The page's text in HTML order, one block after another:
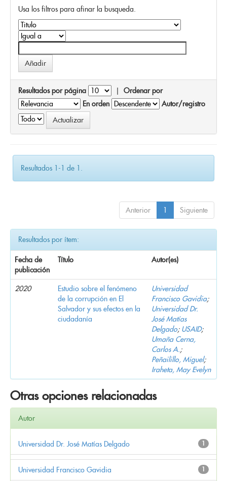
Usa los filtros para afinar la busqueda.
Resultados por página | Ordenar por
En orden
Autor/registro
Resultados 1-1 de 1.
Anterior 1 Siguiente
Resultados por ítem:
Fecha de
publicación
Título Autor(es)
2020
Estudio sobre el fenómeno
de la corrupción en El
Salvador y sus efectos en la
ciudadanía
Universidad
Francisco Gavidia;
Universidad Dr.
José Matías
Delgado; USAID;
Umaña Cerna,
Carlos A.;
Peñailillo, Miguel;
Iraheta, May Evelyn
Otras opciones relacionadas
Autor
1
Universidad Dr. José Matías Delgado
1
Universidad Francisco Gavidia